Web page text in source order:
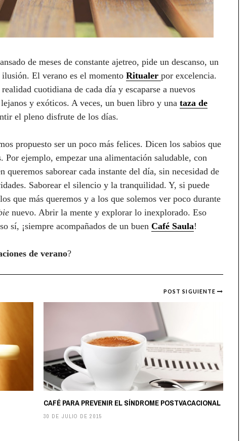
de meses de constante ajetreo, pide un descanso, un
El verano es el momento Ritualer por excelencia.
cuotidiana de cada día y escaparse a nuevos
y exóticos. A veces, un buen libro y una taza de
el pleno disfrute de los días.
propuesto ser un poco más felices. Dicen los sabios que
Por ejemplo, empezar una alimentación saludable, con
queremos saborear cada instante del día, sin necesidad de
Saborear el silencio y la tranquilidad. Y, si puede
que más queremos y a los que solemos ver poco durante
nuevo. Abrir la mente y explorar lo inexplorado. Eso
sí, ¡siempre acompañados de un buen Café Saula!
de verano?
POST SIGUIENTE
CAFÉ PARA PREVENIR EL SÍNDROME POSTVACACIONAL
30 DE JULIO DE 2015